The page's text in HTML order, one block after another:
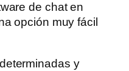
de chat en
opción muy fácil
y